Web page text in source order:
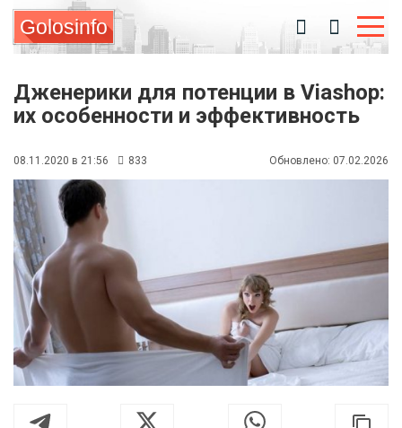
Golosinfo
Дженерики для потенции в Viashop:
их особенности и эффективность
08.11.2020 в 21:56 833 Обновлено: 07.02.2026